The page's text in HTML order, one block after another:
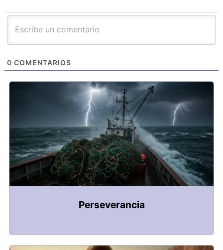
0 COMENTARIOS
Perseverancia